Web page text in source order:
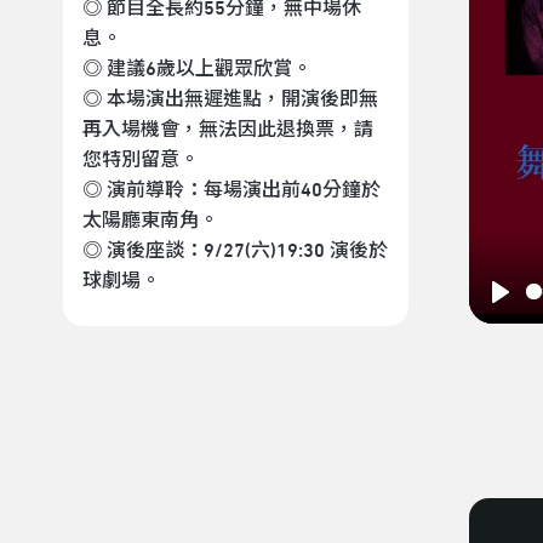
◎ 節目全長約55分鐘，無中場休
息。
◎ 建議6歲以上觀眾欣賞。
◎ 本場演出無遲進點，開演後即無
再入場機會，無法因此退換票，請
您特別留意。
◎ 演前導聆：每場演出前40分鐘於
太陽廳東南角。
◎ 演後座談：9/27(六)19:30 演後於
球劇場。
Play